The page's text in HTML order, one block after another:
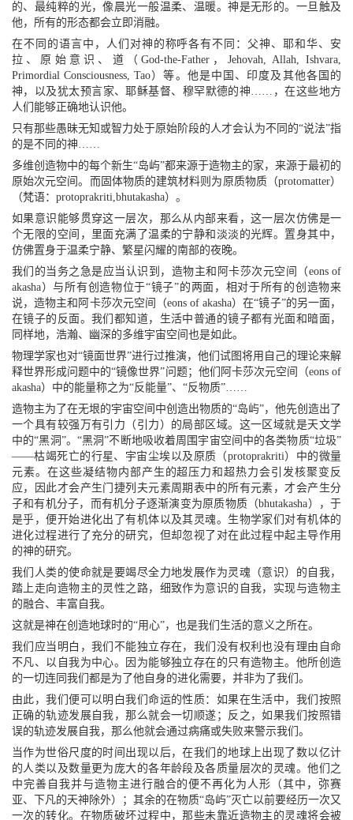
的、最纯粹的光，像晨光一般温柔、温暖。神是无形的。一旦触及
他，所有的形态都会立即消融。
在不同的语言中，人们对神的称呼各有不同：父神、耶和华、安
拉、原始意识、道（God-the-Father，Jehovah, Allah, Ishvara,
Primordial Consciousness, Tao）等。他是中国、印度及其他各国的
神，以及犹太预言家、耶稣基督、穆罕默德的神……，在这些地方
人们能够正确地认识他。
只有那些愚昧无知或智力处于原始阶段的人才会认为不同的“说法”指
的是不同的神……
多维创造物中的每个新生“岛屿”都来源于造物主的家，来源于最初的
原始次元空间。而固体物质的建筑材料则为原质物质（protomatter）
（梵语：protoprakriti,bhutakasha）。
如果意识能够贯穿这一层次，那么从内部来看，这一层次仿佛是一
个无限的空间，里面充满了温柔的宁静和淡淡的光辉。置身其中，
仿佛置身于温柔宁静、繁星闪耀的南部的夜晚。
我们的当务之急是应当认识到，造物主和阿卡莎次元空间（eons of
akasha）与所有创造物位于“镜子”的两面，相对于所有的创造物来
说，造物主和阿卡莎次元空间（eons of akasha）在“镜子”的另一面，
在镜子的反面。我们都知道，生活中普通的镜子都有光面和暗面，
同样地，浩瀚、幽深的多维宇宙空间也是如此。
物理学家也对“镜面世界”进行过推演，他们试图将用自己的理论来解
释世界形成问题中的“镜像世界”问题；他们阿卡莎次元空间（eons of
akasha）中的能量称之为“反能量”、“反物质”……
造物主为了在无垠的宇宙空间中创造出物质的“岛屿”，他先创造出了
一个具有较强万有引力（引力）的局部区域。这一区域就是天文学
中的“黑洞”。“黑洞”不断地吸收着周围宇宙空间中的各类物质“垃圾”
——枯竭死亡的行星、宇宙尘埃以及原质（protoprakriti）中的微量
元素。在这些凝结物内部产生的超压力和超热力会引发核聚变反
应，因此才会产生门捷列夫元素周期表中的所有元素，才会产生分
子和有机分子，而有机分子逐渐演变为原质物质（bhutakasha），于
是乎，便开始进化出了有机体以及其灵魂。生物学家们对有机体的
进化过程进行了充分的研究，但却忽视了对在此过程中起主导作用
的神的研究。
我们人类的使命就是要竭尽全力地发展作为灵魂（意识）的自我，
踏上走向造物主的灵性之路，细致作为意识的自我，实现与造物主
的融合、丰富自我。
这就是神在创造地球时的“用心”，也是我们生活的意义之所在。
我们应当明白，我们不能独立存在，我们没有权利也没有理由自命
不凡、以自我为中心。因为能够独立存在的只有造物主。他所创造
的一切连同我们都是为了他自身的进化需要，并非为了我们。
由此，我们便可以明白我们命运的性质：如果在生活中，我们按照
正确的轨迹发展自我，那么就会一切顺遂；反之，如果我们按照错
误的轨迹发展自我，那么他就会通过病痛或失败来警示我们。
当作为世俗尺度的时间出现以后，在我们的地球上出现了数以亿计
的人类以及数量更为庞大的各年龄段及各质量层次的灵魂。他们之
中完善自我并与造物主进行融合的便不再化为人形（其中，弥赛
亚、下凡的天神除外）；其余的在物质“岛屿”灭亡以前要经历一次又
一次的转化。在物质破坏过程中，那些未靠近造物主的灵魂将会被